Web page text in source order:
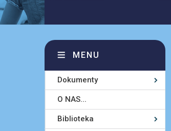
MENU
Dokumenty
O NAS...
Biblioteka